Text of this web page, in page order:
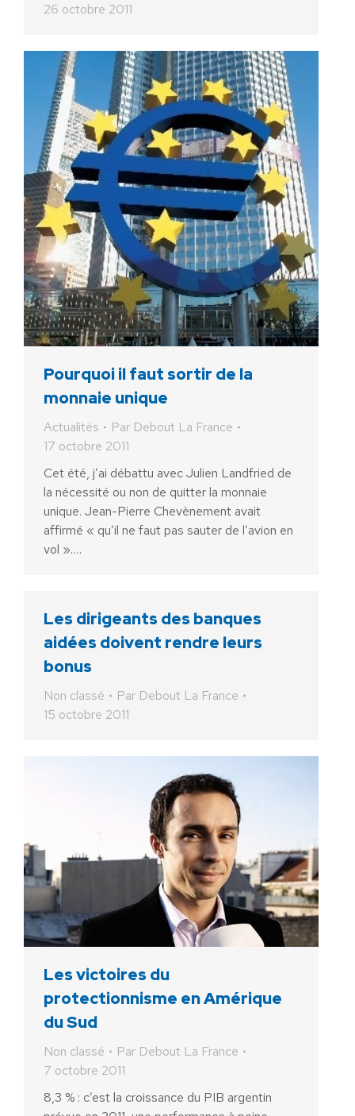
26 octobre 2011
Pourquoi il faut sortir de la
monnaie unique
Actualités Par Debout La France
17 octobre 2011
Cet été, j’ai débattu avec Julien Landfried de
la nécessité ou non de quitter la monnaie
unique. Jean-Pierre Chevènement avait
affirmé « qu’il ne faut pas sauter de l’avion en
vol ».…
Les dirigeants des banques
aidées doivent rendre leurs
bonus
Non classé Par Debout La France
15 octobre 2011
Les victoires du
protectionnisme en Amérique
du Sud
Non classé Par Debout La France
7 octobre 2011
8,3 % : c’est la croissance du PIB argentin